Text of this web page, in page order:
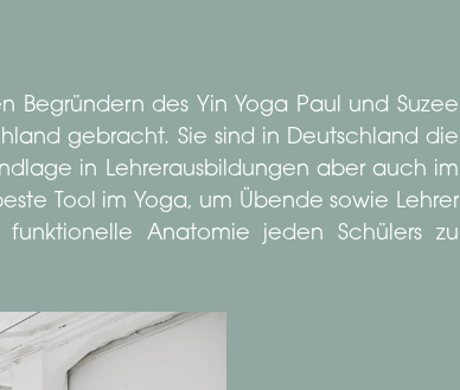
Begründern des Yin Yoga Paul und Suzee
gebracht. Sie sind in Deutschland die
in Lehrerausbildungen aber auch im
Tool im Yoga, um Übende sowie Lehrer
Anatomie jeden Schülers zu